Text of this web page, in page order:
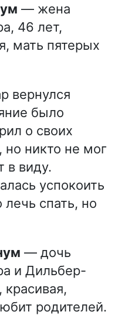
— жена
46 лет,
мать пятерых
вернулся
было
о своих
но никто не мог
в виду.
успокоить
лечь спать, но
— дочь
и Дильбер-
красивая,
родителей.